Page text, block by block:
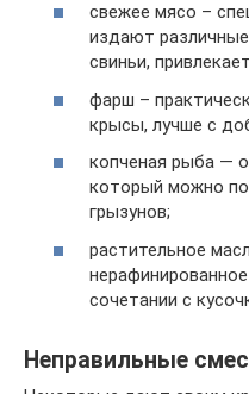
свежее мясо –
издают
свиньи,
фарш –
крысы, лучше с
копченая рыба —
который можно
грызунов;
растительное
сочетании с
Неправильные